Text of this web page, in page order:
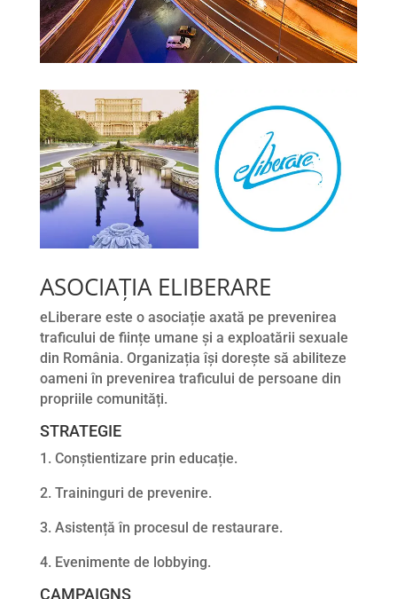
ASOCIAȚIA ELIBERARE
eLiberare este o asociație axată pe prevenirea
traficului de ființe umane și a exploatării sexuale
din România. Organizația își dorește să abiliteze
oameni în prevenirea traficului de persoane din
propriile comunități.
STRATEGIE
1. Conștientizare prin educație.
2. Traininguri de prevenire.
3. Asistență în procesul de restaurare.
4. Evenimente de lobbying.
CAMPAIGNS